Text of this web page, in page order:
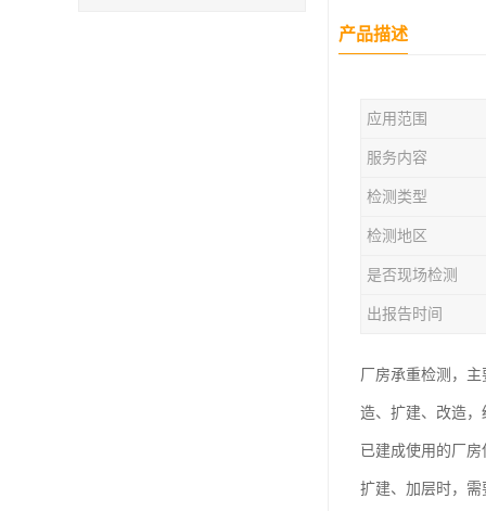
产品描述
应用范围
服务内容
检测类型
检测地区
是否现场检测
出报告时间
厂房承重检测，
造、扩建、改造
已建成使用的厂
扩建、加层时，